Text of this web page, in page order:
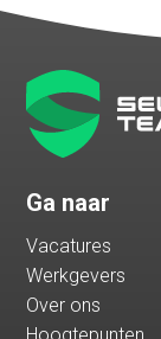
met
Over ons
Artikelen
Ga naar
Vacatures
Werkgevers
Over ons